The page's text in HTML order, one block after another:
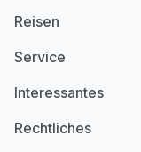
Reisen
Service
Interessantes
Rechtliches